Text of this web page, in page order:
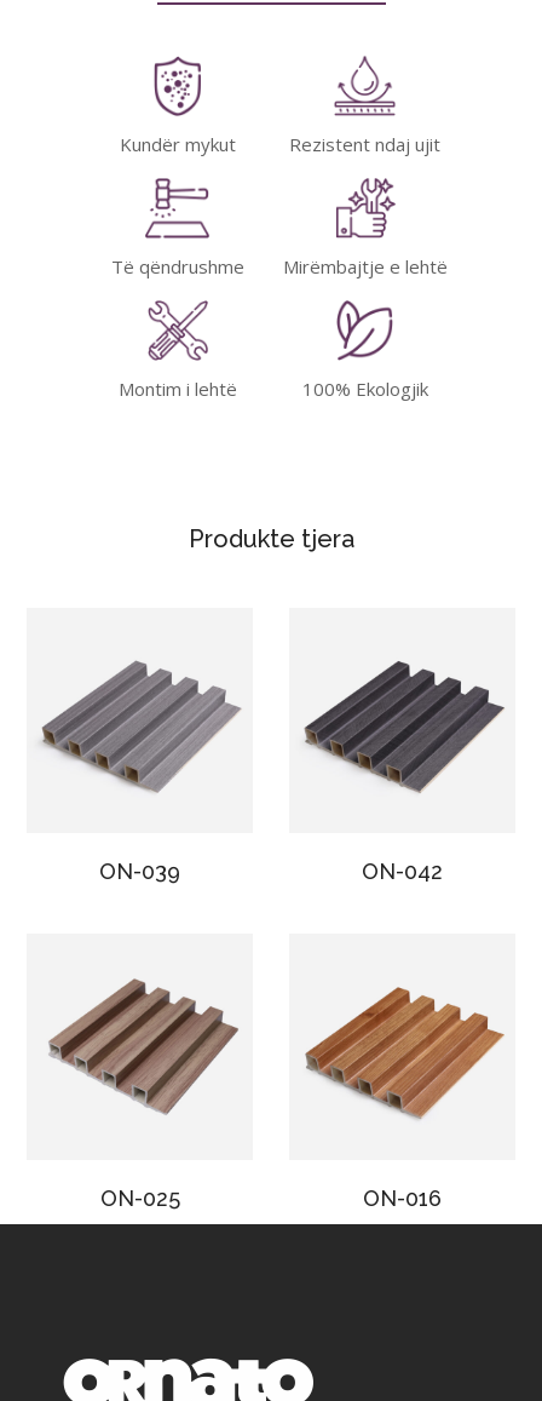
Kundër mykut Rezistent ndaj ujit
Të qëndrushme Mirëmbajtje e lehtë
Montim i lehtë 100% Ekologjik
Produkte tjera
ON-039 ON-042
ON-025 ON-016